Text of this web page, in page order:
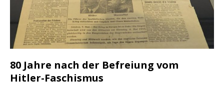
80 Jahre nach der Befreiung vom
Hitler-Faschismus